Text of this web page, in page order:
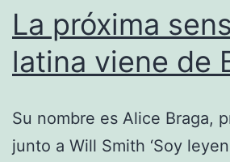
La próxima
latina viene de
Su nombre es Alice Braga,
junto a Will Smith ‘Soy